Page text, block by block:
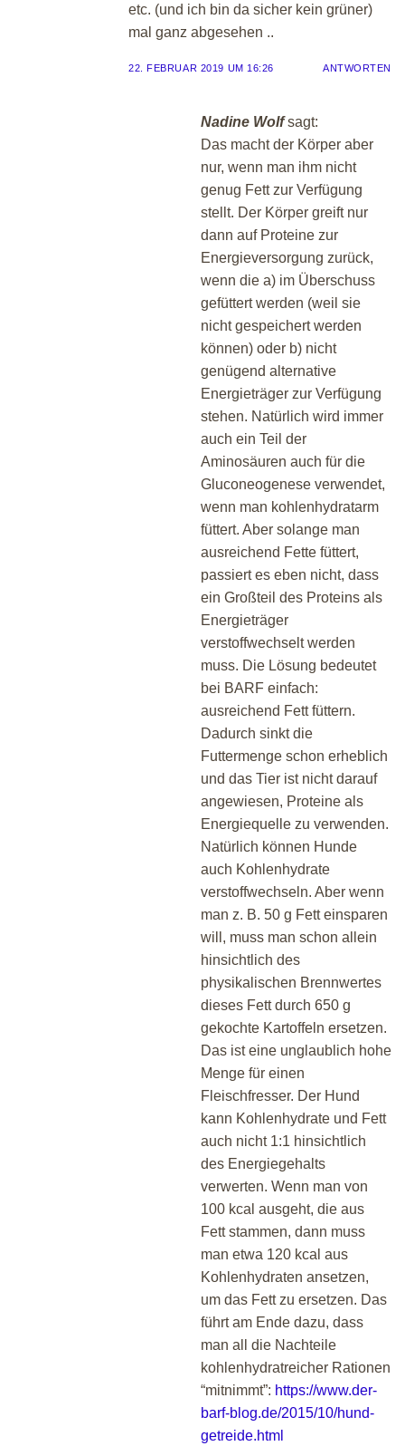
etc. (und ich bin da sicher kein grüner)
mal ganz abgesehen ..
22. FEBRUAR 2019 UM 16:26 ANTWORTEN
Nadine Wolf sagt:
Das macht der Körper aber
nur, wenn man ihm nicht
genug Fett zur Verfügung
stellt. Der Körper greift nur
dann auf Proteine zur
Energieversorgung zurück,
wenn die a) im Überschuss
gefüttert werden (weil sie
nicht gespeichert werden
können) oder b) nicht
genügend alternative
Energieträger zur Verfügung
stehen. Natürlich wird immer
auch ein Teil der
Aminosäuren auch für die
Gluconeogenese verwendet,
wenn man kohlenhydratarm
füttert. Aber solange man
ausreichend Fette füttert,
passiert es eben nicht, dass
ein Großteil des Proteins als
Energieträger
verstoffwechselt werden
muss. Die Lösung bedeutet
bei BARF einfach:
ausreichend Fett füttern.
Dadurch sinkt die
Futtermenge schon erheblich
und das Tier ist nicht darauf
angewiesen, Proteine als
Energiequelle zu verwenden.
Natürlich können Hunde
auch Kohlenhydrate
verstoffwechseln. Aber wenn
man z. B. 50 g Fett einsparen
will, muss man schon allein
hinsichtlich des
physikalischen Brennwertes
dieses Fett durch 650 g
gekochte Kartoffeln ersetzen.
Das ist eine unglaublich hohe
Menge für einen
Fleischfresser. Der Hund
kann Kohlenhydrate und Fett
auch nicht 1:1 hinsichtlich
des Energiegehalts
verwerten. Wenn man von
100 kcal ausgeht, die aus
Fett stammen, dann muss
man etwa 120 kcal aus
Kohlenhydraten ansetzen,
um das Fett zu ersetzen. Das
führt am Ende dazu, dass
man all die Nachteile
kohlenhydratreicher Rationen
“mitnimmt”: https://www.der-
barf-blog.de/2015/10/hund-
getreide.html